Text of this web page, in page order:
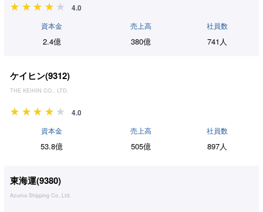
4.0
資本金
2.4億
売上高
380億
社員数
741人
ケイヒン(9312)
THE KEIHIN CO., LTD.
4.0
資本金
53.8億
売上高
505億
社員数
897人
東海運(9380)
Azuma Shipping Co.,Ltd.